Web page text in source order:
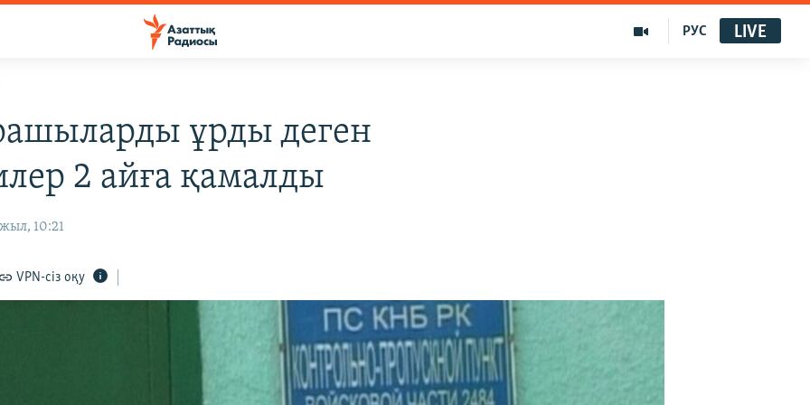
РУС LIVE
ұрды деген
2 айға қамалды
10:21
VPN-сіз оқу